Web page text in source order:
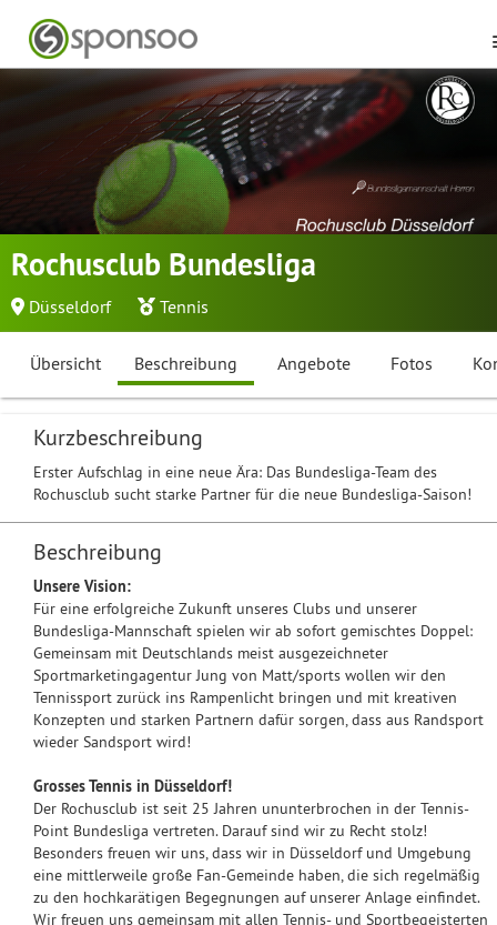
Rochusclub Bundesliga
Düsseldorf Tennis
Übersicht Beschreibung Angebote Fotos
Kurzbeschreibung
Erster Aufschlag in eine neue Ära: Das Bundesliga-Team des
Rochusclub sucht starke Partner für die neue Bundesliga-Saison!
Beschreibung
Unsere Vision:
Für eine erfolgreiche Zukunft unseres Clubs und unserer
Bundesliga-Mannschaft spielen wir ab sofort gemischtes Doppel:
Gemeinsam mit Deutschlands meist ausgezeichneter
Sportmarketingagentur Jung von Matt/sports wollen wir den
Tennissport zurück ins Rampenlicht bringen und mit kreativen
Konzepten und starken Partnern dafür sorgen, dass aus Randsport
wieder Sandsport wird!
Grosses Tennis in Düsseldorf!
Der Rochusclub ist seit 25 Jahren ununterbrochen in der Tennis-
Point Bundesliga vertreten. Darauf sind wir zu Recht stolz!
Besonders freuen wir uns, dass wir in Düsseldorf und Umgebung
eine mittlerweile große Fan-Gemeinde haben, die sich regelmäßig
zu den hochkarätigen Begegnungen auf unserer Anlage einfindet.
Wir freuen uns gemeinsam mit allen Tennis- und Sportbegeisterten